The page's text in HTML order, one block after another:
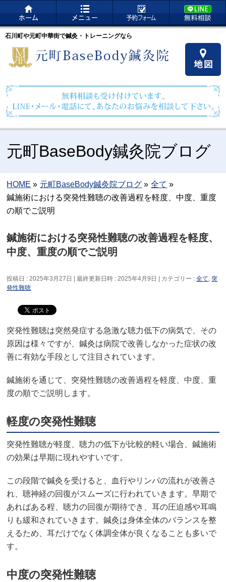
石川町や元町中華街で鍼灸・トレーニングなら
元町BaseBody鍼灸院ブログ
HOME » 元町BaseBody鍼灸院ブログ » 全て »
鍼施術における突発性難聴の改善過程を軽度、中度、重度
の順でご説明
鍼施術における突発性難聴の改善過程を軽度、
中度、重度の順でご説明
投稿日 : 2025年3月27日 最終更新日時 : 2025年4月9日 カテゴリー :全て, 突
発性難聴
突発性難聴は突然発症する急激な聴力低下の病気で、その
原因は様々ですが、鍼灸は病院で改善しなかった症状の改
善に有効な手段として注目されています。
鍼施術を通じて、突発性難聴の改善過程を軽度、中度、重
度の順でご説明します。
軽度の突発性難聴
突発性難聴が軽度、聴力の低下が比較的軽い場合、鍼施術
の効果は早期に現れやすいです。
この段階で鍼灸を受けると、血行やリンパの流れが改善さ
れ、聴神経の回復がスムーズに行われていきます。早期で
あればある程、聴力の回復が期待でき、耳の圧迫感や耳鳴
りも緩和されていきます。鍼灸は身体全体のバランスを整
えるため、耳だけでなく体調全体が良くなることも多いで
す。
中度の突発性難聴